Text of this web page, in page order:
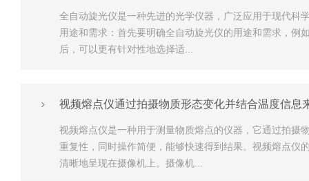
全自动旋光仪是一种先进的光学仪器，广泛应用于现代科
用途和需求：首先要明确全自动旋光仪的用途和需求，
后，可以更有针对性地选择适...
视频熔点仪通过拍摄物质形态变化并结合温度信息
视频熔点仪是一种用于测量物质熔点的仪器，它通过拍摄
重复性，同时操作简便，能够快速得到结果。视频熔点仪
清晰地呈现在摄像机上。摄像机...